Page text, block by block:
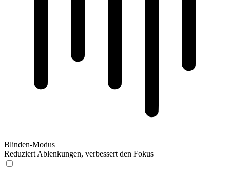
Blinden-Modus
Reduziert Ablenkungen, verbessert den Fokus